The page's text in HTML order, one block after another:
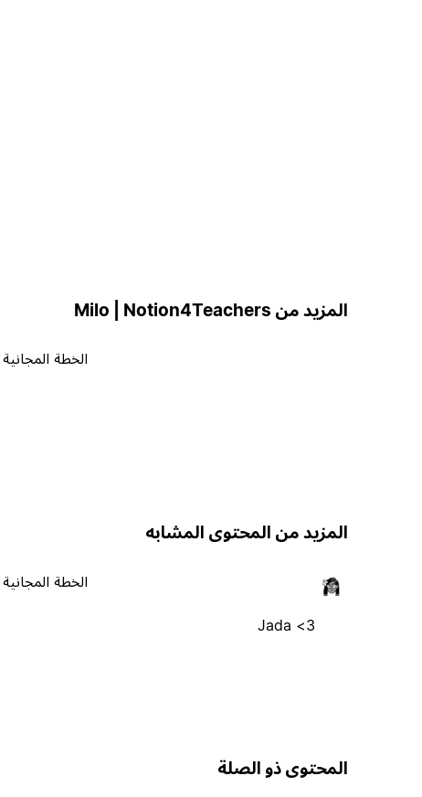
المزيد من Milo | Notion4Teachers
الخطة المجانية
المزيد من المحتوى المشابه
Jada <3
الخطة المجانية
المحتوى ذو الصلة